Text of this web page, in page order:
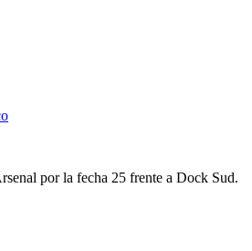
por la fecha 25 frente a Dock Sud.